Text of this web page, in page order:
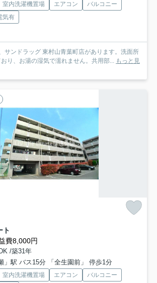
室内洗濯機置場 エアコン
バルコニー
気有
サンドラッグ 東村山青葉町店があります。洗面所
り、お湯の湿気で濡れません。共用部... もっと見
ト
費8,000円
/築31年
」駅 バス15分 「全生園前」 停歩1分
室内洗濯機置場 エアコン バルコニー